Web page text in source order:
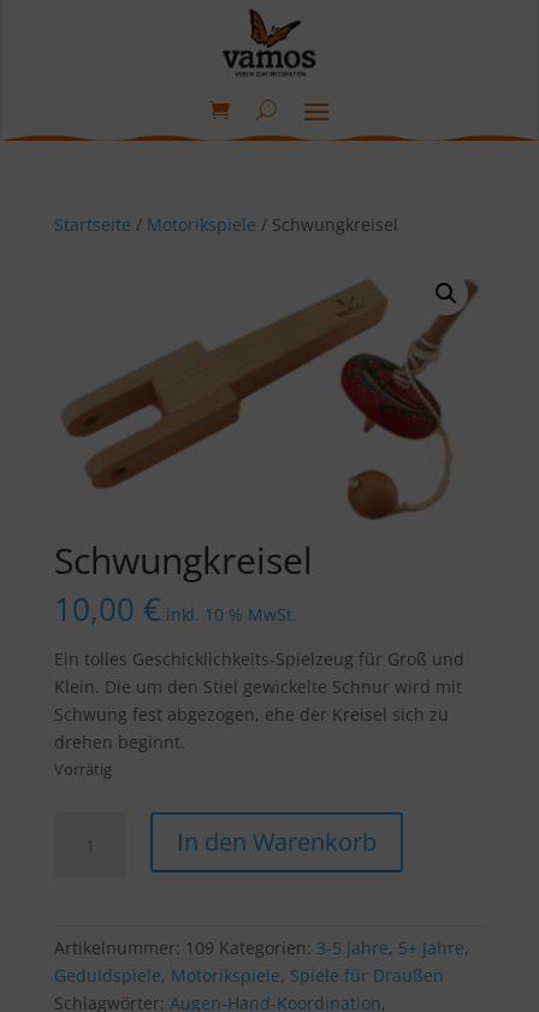
Startseite / Motorikspiele / Schwungkreisel
Schwungkreisel
10,00 € inkl. 10 % MwSt.
Ein tolles Geschicklichkeits-Spielzeug für Groß und
Klein. Die um den Stiel gewickelte Schnur wird mit
Schwung fest abgezogen, ehe der Kreisel sich zu
drehen beginnt.
Vorrätig
Menge
In den Warenkorb
Artikelnummer: 109 Kategorien: 3-5 Jahre, 5+ Jahre,
Geduldspiele, Motorikspiele, Spiele für Draußen
Schlagwörter: Augen-Hand-Koordination,